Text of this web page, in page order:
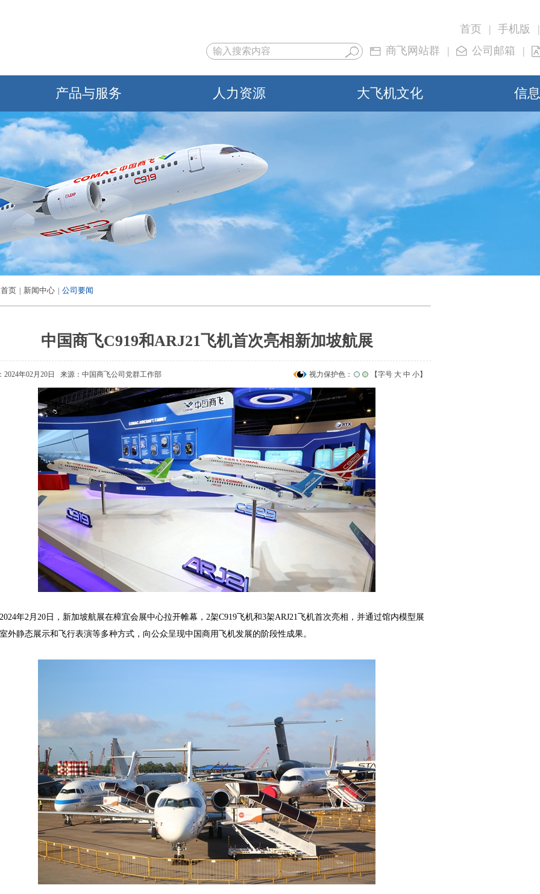
首页 | 手机版
|
商飞网站群
| 公司邮箱 |
产品与服务 人力资源 大飞机文化 信
首页 新闻中心 公司要闻
中国商飞C919和ARJ21飞机首次亮相新加坡航展
2024年02月20日 来源：中国商飞公司党群工作部 视力保护色： 【字号 大 中 小】
年2月20日，新加坡航展在樟宜会展中心拉开帷幕，2架C919飞机和3架ARJ21飞机首次亮相，并通过馆内模型展
外静态展示和飞行表演等多种方式，向公众呈现中国商用飞机发展的阶段性成果。